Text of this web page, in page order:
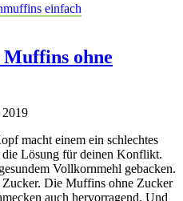
einfach
ohne
macht einem ein schlechtes
die Lösung für deinen Konflikt.
Vollkornmehl gebacken.
Die Muffins ohne Zucker
auch hervorragend. Und